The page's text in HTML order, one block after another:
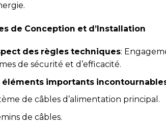
de Conception et d’Installation
des règles techniques:
de sécurité et d’efficacité.
éléments importants
de câbles d’alimentation principal.
de câbles.